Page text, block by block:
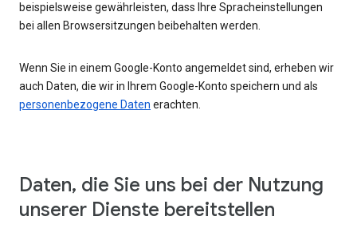
beispielsweise gewährleisten, dass Ihre Spracheinstellungen
bei allen Browsersitzungen beibehalten werden.
Wenn Sie in einem Google-Konto angemeldet sind, erheben wir
auch Daten, die wir in Ihrem Google-Konto speichern und als
personenbezogene Daten erachten.
Daten, die Sie uns bei der Nutzung
unserer Dienste bereitstellen